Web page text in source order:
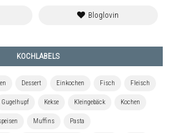
KOCHLABELS
Dessert Einkochen Fisch Fleisch
Gugelhupf Kekse Kleingebäck Kochen
Muffins Pasta